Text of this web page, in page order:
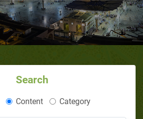
Search
Content Category